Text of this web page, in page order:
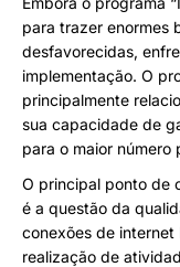
para trazer enormes
desfavorecidas,
implementação. O
principalmente
sua capacidade de
para o maior número
O principal ponto de
é a questão da
conexões de internet
realização de